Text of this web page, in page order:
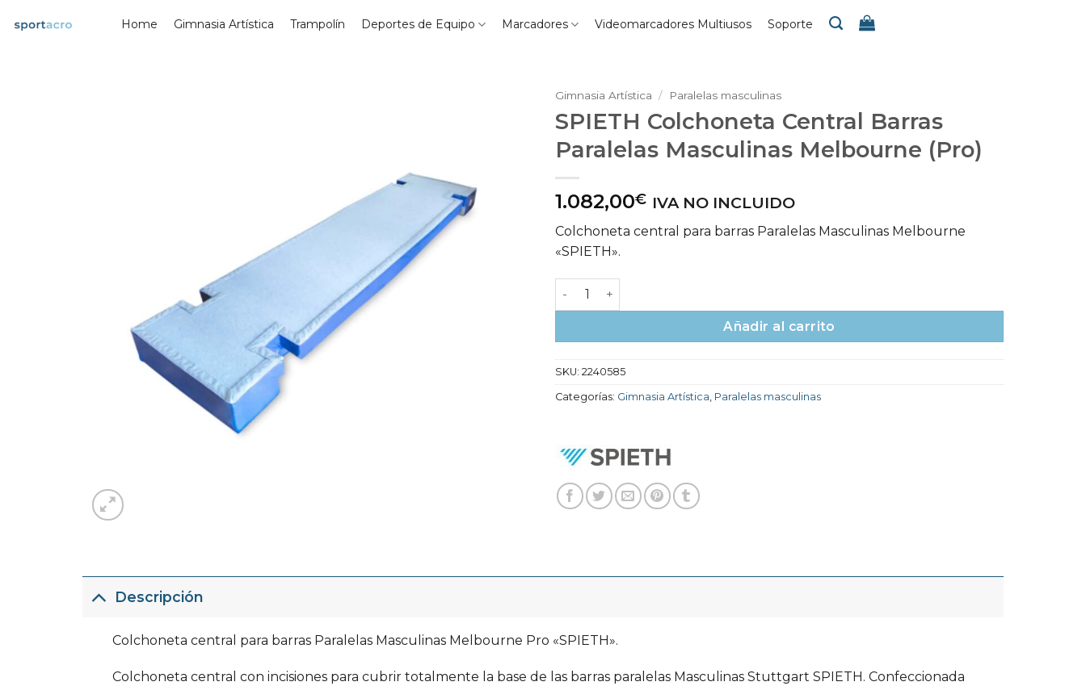
Home Gimnasia Artística Trampolín Deportes de Equipo Marcadores Videomarcadores Multiusos Soporte
Gimnasia Artística / Paralelas masculinas
SPIETH Colchoneta Central Barras
Paralelas Masculinas Melbourne (Pro)
1.082,00€ IVA NO INCLUIDO
Colchoneta central para barras Paralelas Masculinas Melbourne
«SPIETH».
SPIETH Colchoneta Central Barras Paralelas Masculinas Melbourne (Pro) cantidad
Añadir al carrito
SKU: 2240585
Categorías: Gimnasia Artística Paralelas masculinas
Descripción
Colchoneta central para barras Paralelas Masculinas Melbourne Pro «SPIETH».
Colchoneta central con incisiones para cubrir totalmente la base de las barras paralelas Masculinas Stuttgart SPIETH. Confeccionada